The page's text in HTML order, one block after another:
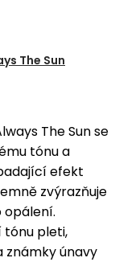
The Sun
The Sun se
tónu a
efekt
zvýrazňuje
opálení.
tónu pleti,
známky únavy